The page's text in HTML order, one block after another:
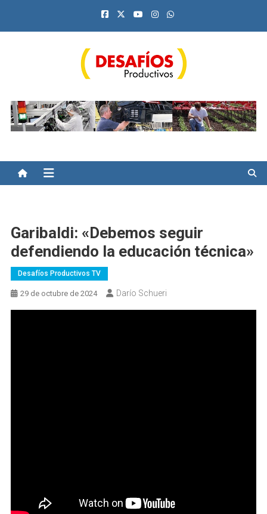
Desafíos Productivos
Garibaldi: «Debemos seguir
defendiendo la educación técnica»
Desafíos Productivos TV
29 de octubre de 2024 Darío Schueri